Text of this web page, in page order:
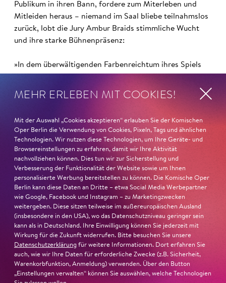
Publikum in ihren Bann, fordere zum Miterleben und
Mitleiden heraus – niemand im Saal bliebe teilnahmslos
zurück, lobt die Jury Ambur Braids stimmliche Wucht
und ihre starke Bühnenpräsenz:
»In dem überwältigenden Farbenreichtum ihres Spiels
wie die verzweifelte Einsamkeit ihrer Figur.«Jury-
22. Juni 2026
MEHR ERLEBEN MIT COOKIES!
Mit der Auswahl „Cookies akzeptieren“ erlauben Sie der Komischen
Oper Berlin die Verwendung von Cookies, Pixeln, Tags und ähnlichen
Technologien. Wir nutzen diese Technologien, um Ihre Geräte- und
Browsereinstellungen zu erfahren, damit wir Ihre Aktivität
nachvollziehen können. Dies tun wir zur Sicherstellung und
Verbesserung der Funktionalität der Website sowie um Ihnen
personalisierte Werbung bereitstellen zu können. Die Komische Oper
Berlin kann diese Daten an Dritte – etwa Social Media Werbepartner
wie Google, Facebook und Instagram – zu Marketingzwecken
weitergeben. Diese sitzen teilweise im außereuropäischen Ausland
(insbesondere in den USA), wo das Datenschutzniveau geringer sein
kann als in Deutschland. Ihre Einwilligung können Sie jederzeit mit
Wirkung für die Zukunft widerrufen. Bitte besuchen Sie unsere
Datenschutzerklärung für weitere Informationen. Dort erfahren Sie
auch, wie wir Ihre Daten für erforderliche Zwecke (z.B. Sicherheit,
Warenkorbfunktion, Anmeldung) verwenden. Über den Button
„Einstellungen verwalten“ können Sie auswählen, welche Technologien